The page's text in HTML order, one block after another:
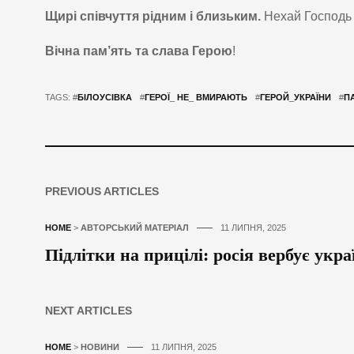
Щирі співчуття рідним і близьким. Нехай
Вічна пам’ять та слава Герою!
TAGS: #БІЛОУСІВКА #ГЕРОЇ_ НЕ_ ВМИРАЮТЬ #ГЕРОЙ_УКРАЇНИ #
PREVIOUS ARTICLES
HOME > АВТОРСЬКИЙ МАТЕРІАЛ 11 ЛИПНЯ, 2025
Підлітки на прицілі: росія вербує
NEXT ARTICLES
HOME > НОВИНИ 11 ЛИПНЯ, 2025